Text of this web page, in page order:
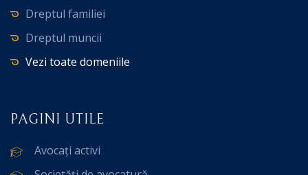
Dreptul familiei
Dreptul muncii
Vezi toate domeniile
PAGINI UTILE
Avocați activi